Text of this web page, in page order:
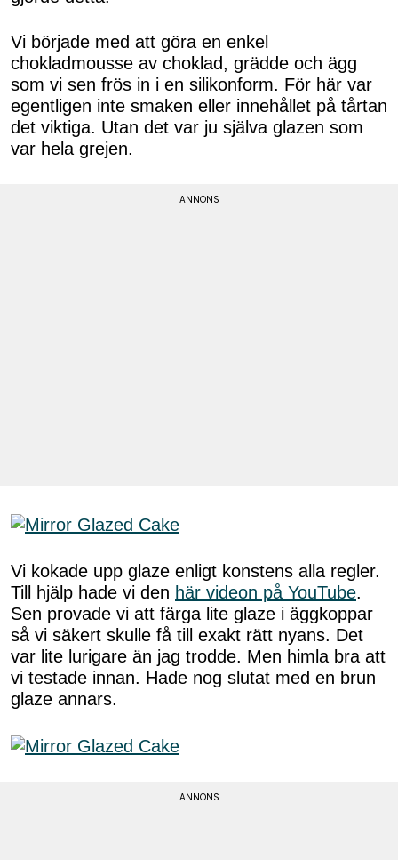
Vi började med att göra en enkel
chokladmousse av choklad, grädde och ägg
som vi sen frös in i en silikonform. För här var
egentligen inte smaken eller innehållet på tårtan
det viktiga. Utan det var ju själva glazen som
var hela grejen.
Vi kokade upp glaze enligt konstens alla regler.
Till hjälp hade vi den här videon på YouTube.
Sen provade vi att färga lite glaze i äggkoppar
så vi säkert skulle få till exakt rätt nyans. Det
var lite lurigare än jag trodde. Men himla bra att
vi testade innan. Hade nog slutat med en brun
glaze annars.